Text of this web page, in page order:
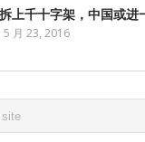
上千十字架，中国或进
5 月 23, 2016